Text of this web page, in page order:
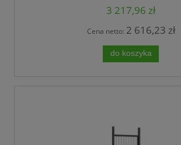
3 217,96 zł
Cena netto: 2 616,23 zł
do koszyka